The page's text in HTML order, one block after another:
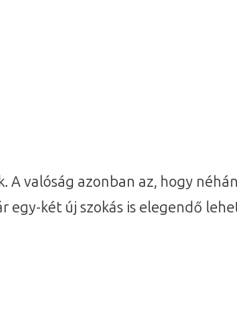
A valóság azonban az, hogy
egy-két új szokás is elegendő